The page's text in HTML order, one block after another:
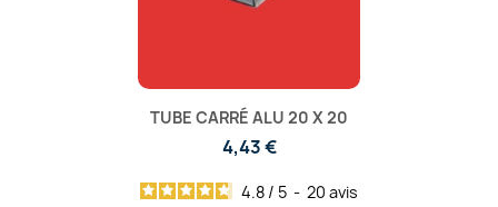
TUBE CARRÉ ALU 20 X 20
4,43 €
4.8 / 5 - 20 avis